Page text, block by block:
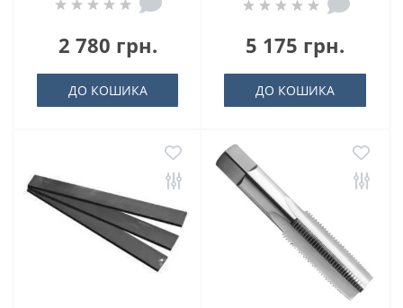
2 780 грн.
ДО КОШИКА
5 175 грн.
ДО КОШИКА